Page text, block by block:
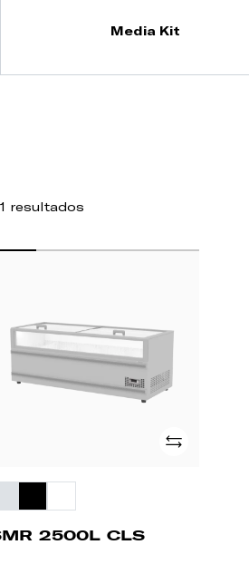
Media Kit
1 resultados
Adicionar
2500L CLS